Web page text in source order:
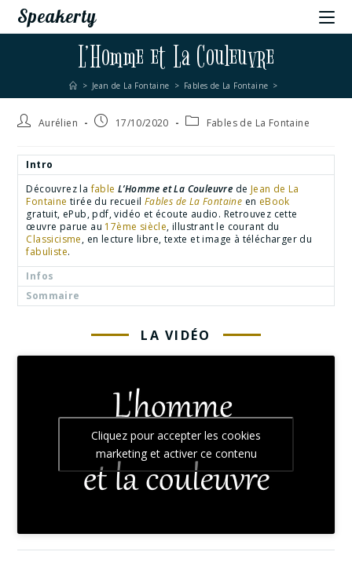
Speakerty
L’Homme et La Couleuvre
> Jean de La Fontaine > Fables de La Fontaine >
Aurélien 17/10/2020 Fables de La Fontaine
Intro
Découvrez lafable L’Homme et La Couleuvre de Jean de La
Fontaine tirée du recueil Fables de La Fontaine en eBook
gratuit, ePub, pdf, vidéo et écoute audio. Retrouvez cette
œuvre parue au 17ème siècle, illustrant le courant du
Classicisme, en lecture libre, texte et image à télécharger du
fabuliste.
Infos
Sommaire
LA VIDÉO
Cliquez pour accepter les cookies
marketing et activer ce contenu